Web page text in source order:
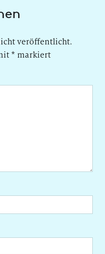
veröffentlicht.
* markiert